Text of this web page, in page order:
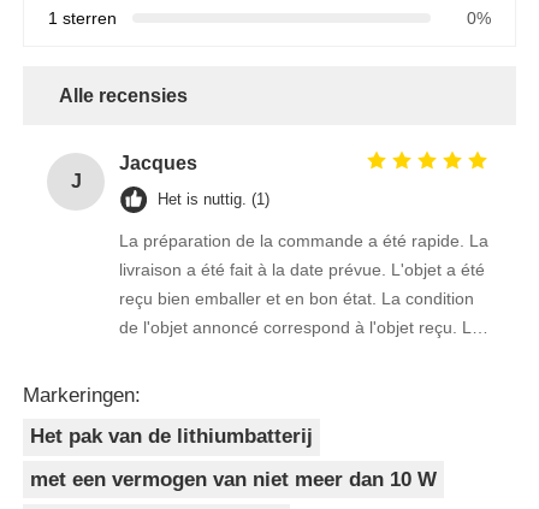
1 sterren
0%
Alle recensies
J
Jacques
Het is nuttig. (1)
La préparation de la commande a été rapide. La
livraison a été fait à la date prévue. L'objet a été
reçu bien emballer et en bon état. La condition
de l'objet annoncé correspond à l'objet reçu. Le
Markeringen:
Het pak van de lithiumbatterij
met een vermogen van niet meer dan 10 W